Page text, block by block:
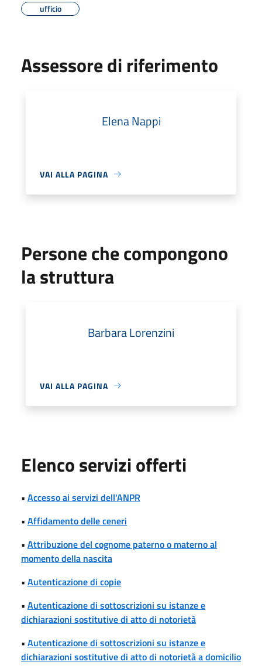
ufficio
Assessore di riferimento
Elena Nappi
VAI ALLA PAGINA
Persone che compongono
la struttura
Barbara Lorenzini
VAI ALLA PAGINA
Elenco servizi offerti
• Accesso ai servizi dell'ANPR
• Affidamento delle ceneri
• Attribuzione del cognome paterno o materno al
momento della nascita
• Autenticazione di copie
• Autenticazione di sottoscrizioni su istanze e
dichiarazioni sostitutive di atto di notorietà
• Autenticazione di sottoscrizioni su istanze e
dichiarazioni sostitutive di atto di notorietà a domicilio